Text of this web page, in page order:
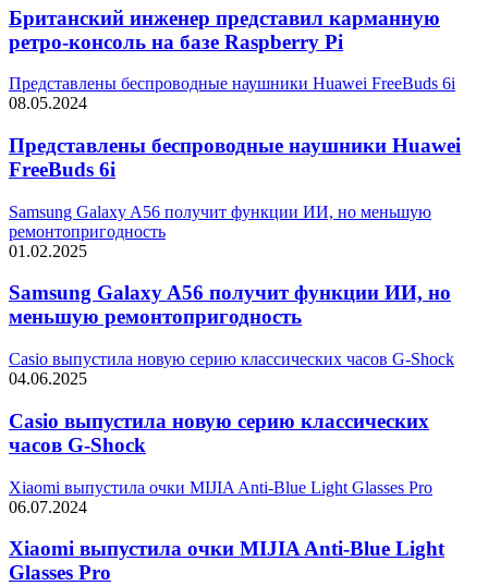
Британский инженер представил карманную
ретро-консоль на базе Raspberry Pi
Представлены беспроводные наушники Huawei FreeBuds 6i
08.05.2024
Представлены беспроводные наушники Huawei
FreeBuds 6i
Samsung Galaxy A56 получит функции ИИ, но меньшую
ремонтопригодность
01.02.2025
Samsung Galaxy A56 получит функции ИИ, но
меньшую ремонтопригодность
Casio выпустила новую серию классических часов G-Shock
04.06.2025
Casio выпустила новую серию классических
часов G-Shock
Xiaomi выпустила очки MIJIA Anti-Blue Light Glasses Pro
06.07.2024
Xiaomi выпустила очки MIJIA Anti-Blue Light
Glasses Pro